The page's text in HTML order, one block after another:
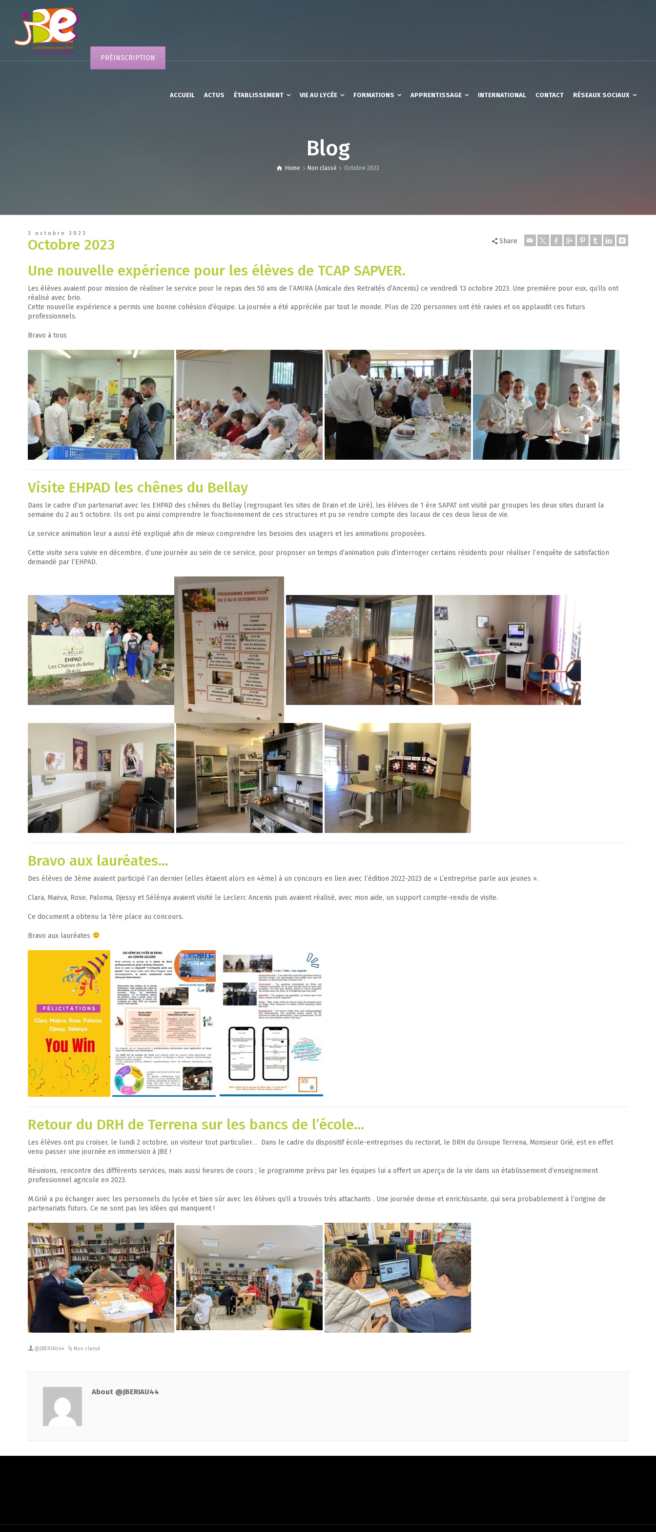
PRÉINSCRIPTION
ACCUEIL ACTUS ÉTABLISSEMENT VIE AU LYCÉE FORMATIONS APPRENTISSAGE INTERNATIONAL CONTACT RÉSEAUX SOCIAUX
Blog
Home Non classé Octobre 2023
3 octobre 2023
Octobre 2023 Share
Une nouvelle expérience pour les élèves de TCAP SAPVER.
Les élèves avaient pour mission de réaliser le service pour le repas des 50 ans de l’AMIRA (Amicale des Retraités d’Ancenis) ce vendredi 13 octobre 2023. Une première pour eux, qu’ils ont
réalisé avec brio.
Cette nouvelle expérience a permis une bonne cohésion d’équipe. La journée a été appréciée par tout le monde. Plus de 220 personnes ont été ravies et on applaudit ces futurs
professionnels.
Bravo à tous
Visite EHPAD les chênes du Bellay
Dans le cadre d’un partenariat avec les EHPAD des chênes du Bellay (regroupant les sites de Drain et de Liré), les élèves de 1 ère SAPAT ont visité par groupes les deux sites durant la
semaine du 2 au 5 octobre. Ils ont pu ainsi comprendre le fonctionnement de ces structures et pu se rendre compte des locaux de ces deux lieux de vie.
Le service animation leur a aussi été expliqué afin de mieux comprendre les besoins des usagers et les animations proposées.
Cette visite sera suivie en décembre, d’une journée au sein de ce service, pour proposer un temps d’animation puis d’interroger certains résidents pour réaliser l’enquête de satisfaction
demandé par l’EHPAD.
Bravo aux lauréates…
Des élèves de 3ème avaient participé l’an dernier (elles étaient alors en 4ème) à un concours en lien avec l’édition 2022-2023 de « L’entreprise parle aux jeunes ».
Clara, Maëva, Rose, Paloma, Djessy et Sélénya avaient visité le Leclerc Ancenis puis avaient réalisé, avec mon aide, un support compte-rendu de visite.
Ce document a obtenu la 1ère place au concours.
Bravo aux lauréates
Retour du DRH de Terrena sur les bancs de l’école…
Les élèves ont pu croiser, le lundi 2 octobre, un visiteur tout particulier… Dans le cadre du dispositif école-entreprises du rectorat, le DRH du Groupe Terrena, Monsieur Grié, est en effet
venu passer une journée en immersion à JBE !
Réunions, rencontre des différents services, mais aussi heures de cours ; le programme prévu par les équipes lui a offert un aperçu de la vie dans un établissement d’enseignement
professionnel agricole en 2023.
M.Grié a pu échanger avec les personnels du lycée et bien sûr avec les élèves qu’il a trouvés très attachants . Une journée dense et enrichissante, qui sera probablement à l’origine de
partenariats futurs. Ce ne sont pas les idées qui manquent !
@JBERIAU44 Non classé
About @JBERIAU44